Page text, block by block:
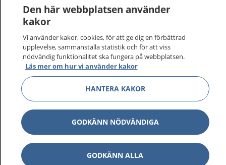
1177 på flera språk
Om 1177
Kontakt
Behandling av personuppgifter
Hantering av kakor
Inställningar för kakor
Den här webbplatsen använder
kakor
Vi använder kakor, cookies, för att ge dig en förbättrad
upplevelse, sammanställa statistik och för att viss
nödvändig funktionalitet ska fungera på webbplatsen.
Läs mer om hur vi använder kakor
HANTERA KAKOR
GODKÄNN NÖDVÄNDIGA
GODKÄNN ALLA